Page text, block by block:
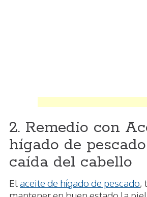
2. Remedio con
hígado de
caída del cabello
El aceite de hígado de pescado,